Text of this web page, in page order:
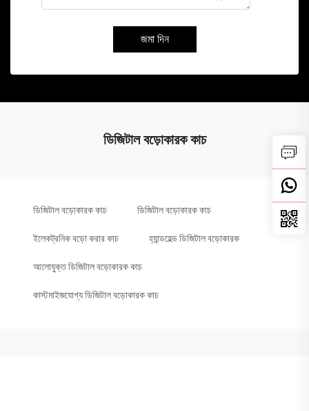
জমা দিন
ডিজিটাল বড়োকারক কাচ
ডিজিটাল বড়োকারক কাচ ডিজিটাল বড়োকারক কাচ
ইলেকট্রনিক বড়ো করার কাচ হ্যান্ডহেল্ড ডিজিটাল বড়োকারক
আলোযুক্ত ডিজিটাল বড়োকারক কাচ
কাস্টমাইজযোগ্য ডিজিটাল বড়োকারক কাচ